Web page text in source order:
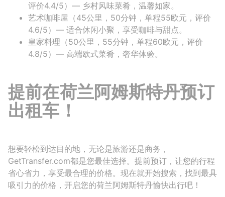
评价4.4/5）— 乡村风味菜肴，温馨如家。
艺术咖啡屋（45公里，50分钟，单程55欧元，评价
4.6/5）— 适合休闲小聚，享受咖啡与甜点。
皇家料理（50公里，55分钟，单程60欧元，评价
4.8/5）— 高端欧式菜肴，奢华体验。
提前在荷兰阿姆斯特丹预订
出租车！
想要轻松到达目的地，无论是旅游还是商务，
GetTransfer.com都是您最佳选择。提前预订，让您的行程
省心省力，享受最合理的价格。现在就开始搜索，找到最具
吸引力的价格，开启您的荷兰阿姆斯特丹愉快出行吧！